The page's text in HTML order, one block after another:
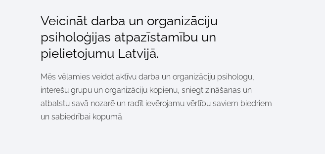
Veicināt darba un organizāciju
psiholoģijas atpazīstamību un
pielietojumu Latvijā.
Mēs vēlamies veidot aktīvu darba un organizāciju psihologu,
interešu grupu un organizāciju kopienu, sniegt zināšanas un
atbalstu savā nozarē un radīt ievērojamu vērtību saviem biedriem
un sabiedrībai kopumā.